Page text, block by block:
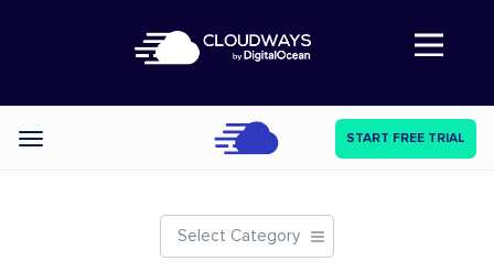
Abre a navegação
Categories START FREE TRIAL
Select Category